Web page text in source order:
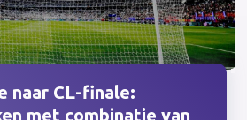
naar CL-finale:
met combinatie van